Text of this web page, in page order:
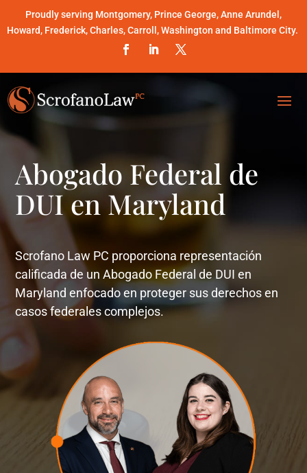
Proudly serving Montgomery, Prince George, Anne Arundel,
Howard, Frederick, Charles, Carroll, Washington and Baltimore City.
Abogado Federal de
DUI en Maryland
Scrofano Law PC proporciona representación
calificada de un Abogado Federal de DUI en
Maryland enfocado en proteger sus derechos en
casos federales complejos.